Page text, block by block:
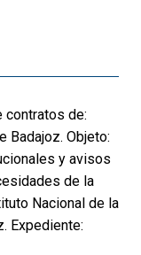
contratos de:
Badajoz. Objeto:
y avisos
de la
Nacional de la
Expediente: